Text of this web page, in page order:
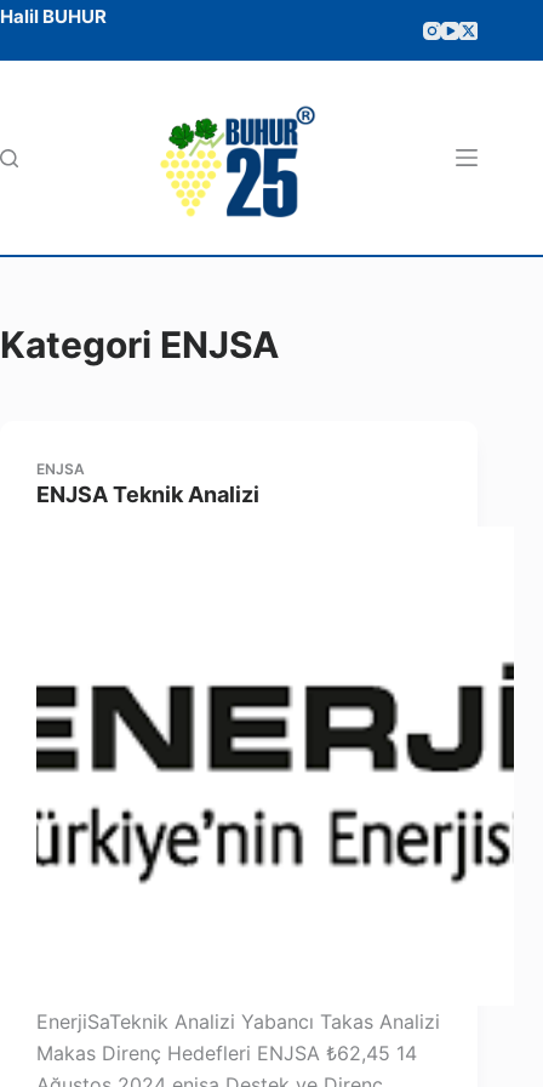
Halil BUHUR
Kategori ENJSA
ENJSA
ENJSA Teknik Analizi
EnerjiSaTeknik Analizi Yabancı Takas Analizi
Makas Direnç Hedefleri ENJSA ₺62,45 14